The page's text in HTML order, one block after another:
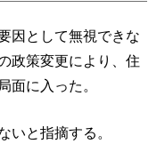
因として無視できな
政策変更により、住
面に入った。
と指摘する。